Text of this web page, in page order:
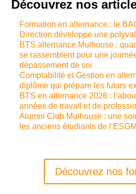
Découvrez nos
Formation en alternance : le
Direction développe une
BTS alternance Mulhouse :
se rassemblent pour une
dépassement de soi
Comptabilité et Gestion en
diplôme qui prépare les futurs
BTS en alternance 2026 :
années de travail et de
Alumni Club Mulhouse : une
les anciens étudiants de
Découvrez nos